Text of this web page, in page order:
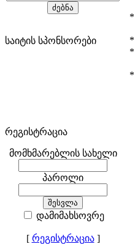
საიტის სპონსორები
რეგისტრაცია
მომხმარებლის სახელი
პაროლი
დამიმახსოვრე
[ რეგისტრაცია]
*
*
*
*